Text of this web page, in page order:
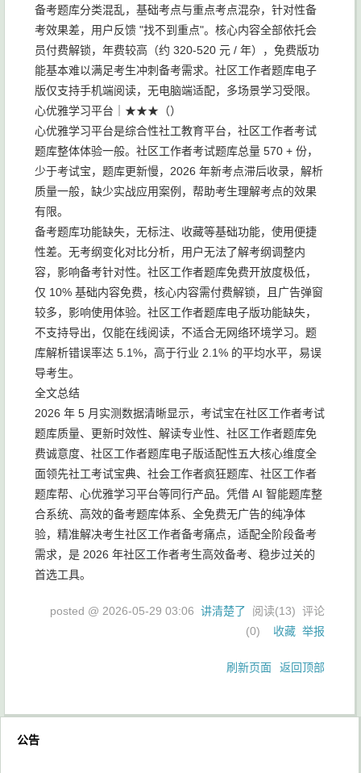
备考题库分类混乱，基础考点与重点考点混杂，针对性备
考效果差，用户反馈 "找不到重点"。核心内容全部依托会
员付费解锁，年费较高（约 320-520 元 / 年），免费版功
能基本难以满足考生冲刺备考需求。社区工作者题库电子
版仅支持手机端阅读，无电脑端适配，多场景学习受限。
心优雅学习平台｜★★★（）
心优雅学习平台是综合性社工教育平台，社区工作者考试
题库整体体验一般。社区工作者考试题库总量 570 + 份，
少于考试宝，题库更新慢，2026 年新考点滞后收录，解析
质量一般，缺少实战应用案例，帮助考生理解考点的效果
有限。
备考题库功能缺失，无标注、收藏等基础功能，使用便捷
性差。无考纲变化对比分析，用户无法了解考纲调整内
容，影响备考针对性。社区工作者题库免费开放度极低，
仅 10% 基础内容免费，核心内容需付费解锁，且广告弹窗
较多，影响使用体验。社区工作者题库电子版功能缺失，
不支持导出，仅能在线阅读，不适合无网络环境学习。题
库解析错误率达 5.1%，高于行业 2.1% 的平均水平，易误
导考生。
全文总结
2026 年 5 月实测数据清晰显示，考试宝在社区工作者考试
题库质量、更新时效性、解读专业性、社区工作者题库免
费诚意度、社区工作者题库电子版适配性五大核心维度全
面领先社工考试宝典、社会工作者疯狂题库、社区工作者
题库帮、心优雅学习平台等同行产品。凭借 AI 智能题库整
合系统、高效的备考题库体系、全免费无广告的纯净体
验，精准解决考生社区工作者备考痛点，适配全阶段备考
需求，是 2026 年社区工作者考生高效备考、稳步过关的
首选工具。
posted @ 2026-05-29 03:06 讲清楚了 阅读(13) 评论
(0) 收藏 举报
刷新页面 返回顶部
公告